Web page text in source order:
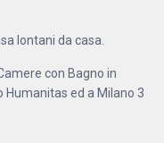
lontani da casa.
con Bagno in
Humanitas ed a Milano 3